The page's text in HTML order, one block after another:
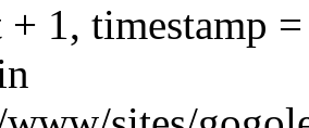
1, timestamp